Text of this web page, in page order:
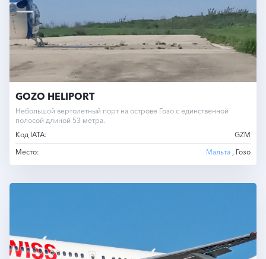
GOZO HELIPORT
Небольшой вертолетный порт на острове Гозо с единственной
полосой длиной 53 метра.
Код IATA:
GZM
Место:
Мальта , Гозо